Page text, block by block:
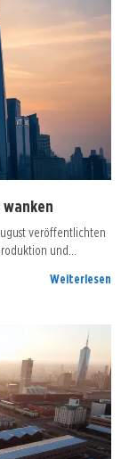
veröffentlichten
und…
Weiterlesen